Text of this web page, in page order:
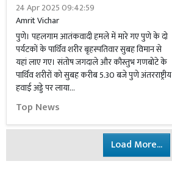
24 Apr 2025 09:42:59
Amrit Vichar
पुणे। पहलगाम आतंकवादी हमले में मारे गए पुणे के दो
पर्यटकों के पार्थिव शरीर बृहस्पतिवार सुबह विमान से
यहां लाए गए। संतोष जगदाले और कौस्तुभ गणबोटे के
पार्थिव शरीरों को सुबह करीब 5.30 बजे पुणे अंतरराष्ट्रीय
हवाई अड्डे पर लाया...
Top News
Load More...